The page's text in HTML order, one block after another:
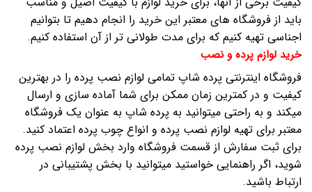
باید از فروشگاه های معتبر این خرید را انجام دهیم تا بتوانیم
اجناسی تهیه کنیم که برای مدت طولانی تر از آن استفاده کنیم.
خرید لوازم پرده و نصب
فروشگاه اینترنتی پرده شاپ تمامی لوازم نصب پرده را در بهترین
کیفیت و در کمترین زمان ممکن برای شما آماده سازی و ارسال
میکند و به راحتی میتوانید به پرده شاپ به عنوان یک فروشگاه
معتبر برای تهیه لوازم نصب پرده و انواع چوب پرده اعتماد کنید.
برای ثبت سفارش از قسمت فروشگاه وارد بخش لوازم نصب پرده
شوید، اگر راهنمایی خواستید میتوانید با بخش پشتیبانی در
ارتباط باشید.